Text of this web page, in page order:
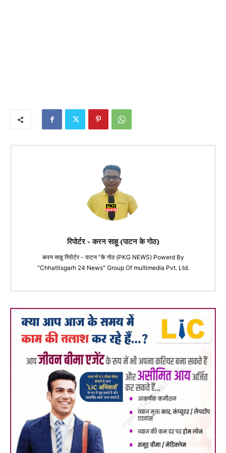
रिपोर्टर - करन साहू (पाटन के गोठ)
करन साहू रिपोर्टर - पाटन "के गोठ (PKG NEWS) Powerd By
"Chhattisgarh 24 News" Group Of multimedia Pvt. Ltd.